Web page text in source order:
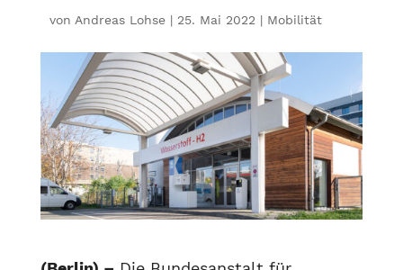
von Andreas Lohse| 25. Mai 2022 | Mobilität